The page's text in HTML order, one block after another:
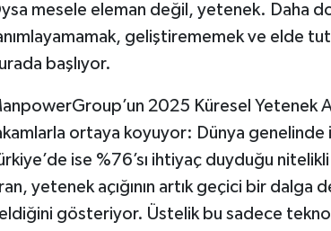
mesele eleman değil, yetenek. Daha
geliştirememek ve elde
başlıyor.
2025 Küresel Yetenek
ortaya koyuyor: Dünya genelinde
ise %76’sı ihtiyaç duyduğu
yetenek açığının artık geçici bir dalga
gösteriyor. Üstelik bu sadece